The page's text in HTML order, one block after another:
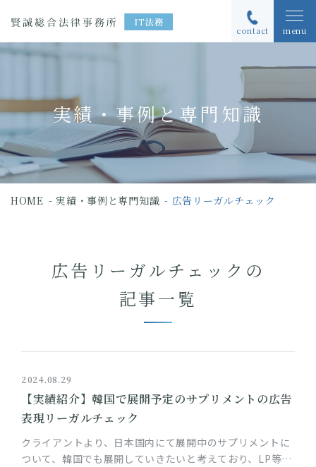
contact menu
実績・事例と専門知識
HOME 実績・事例と専門知識 広告リーガルチェック
広告リーガルチェックの
記事一覧
2024.08.29
【実績紹介】韓国で展開予定のサプリメントの広告
表現リーガルチェック
クライアントより、日本国内にて展開中のサプリメントに
ついて、韓国でも展開していきたいと考えており、LP等で